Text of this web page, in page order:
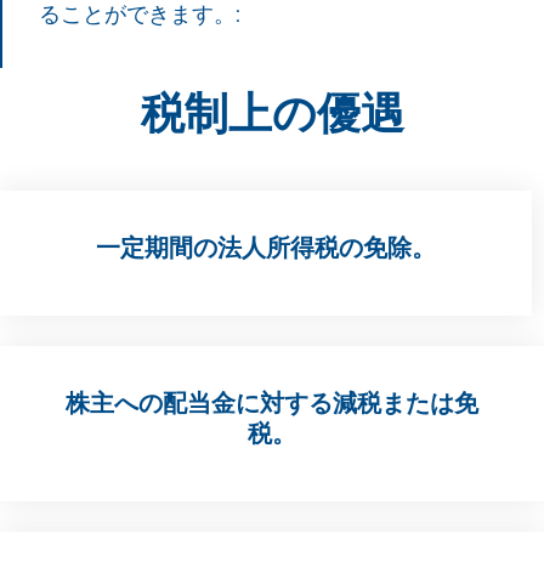
ることができます。:
税制上の優遇
一定期間の法人所得税の免除。
株主への配当金に対する減税または免
税。